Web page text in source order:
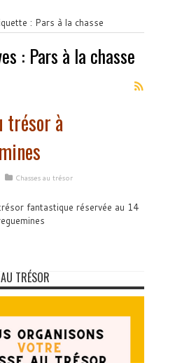
: Pars à la chasse
: Pars à la chasse
trésor à
Chasses au trésor
fantastique réservée au 14
TRÉSOR